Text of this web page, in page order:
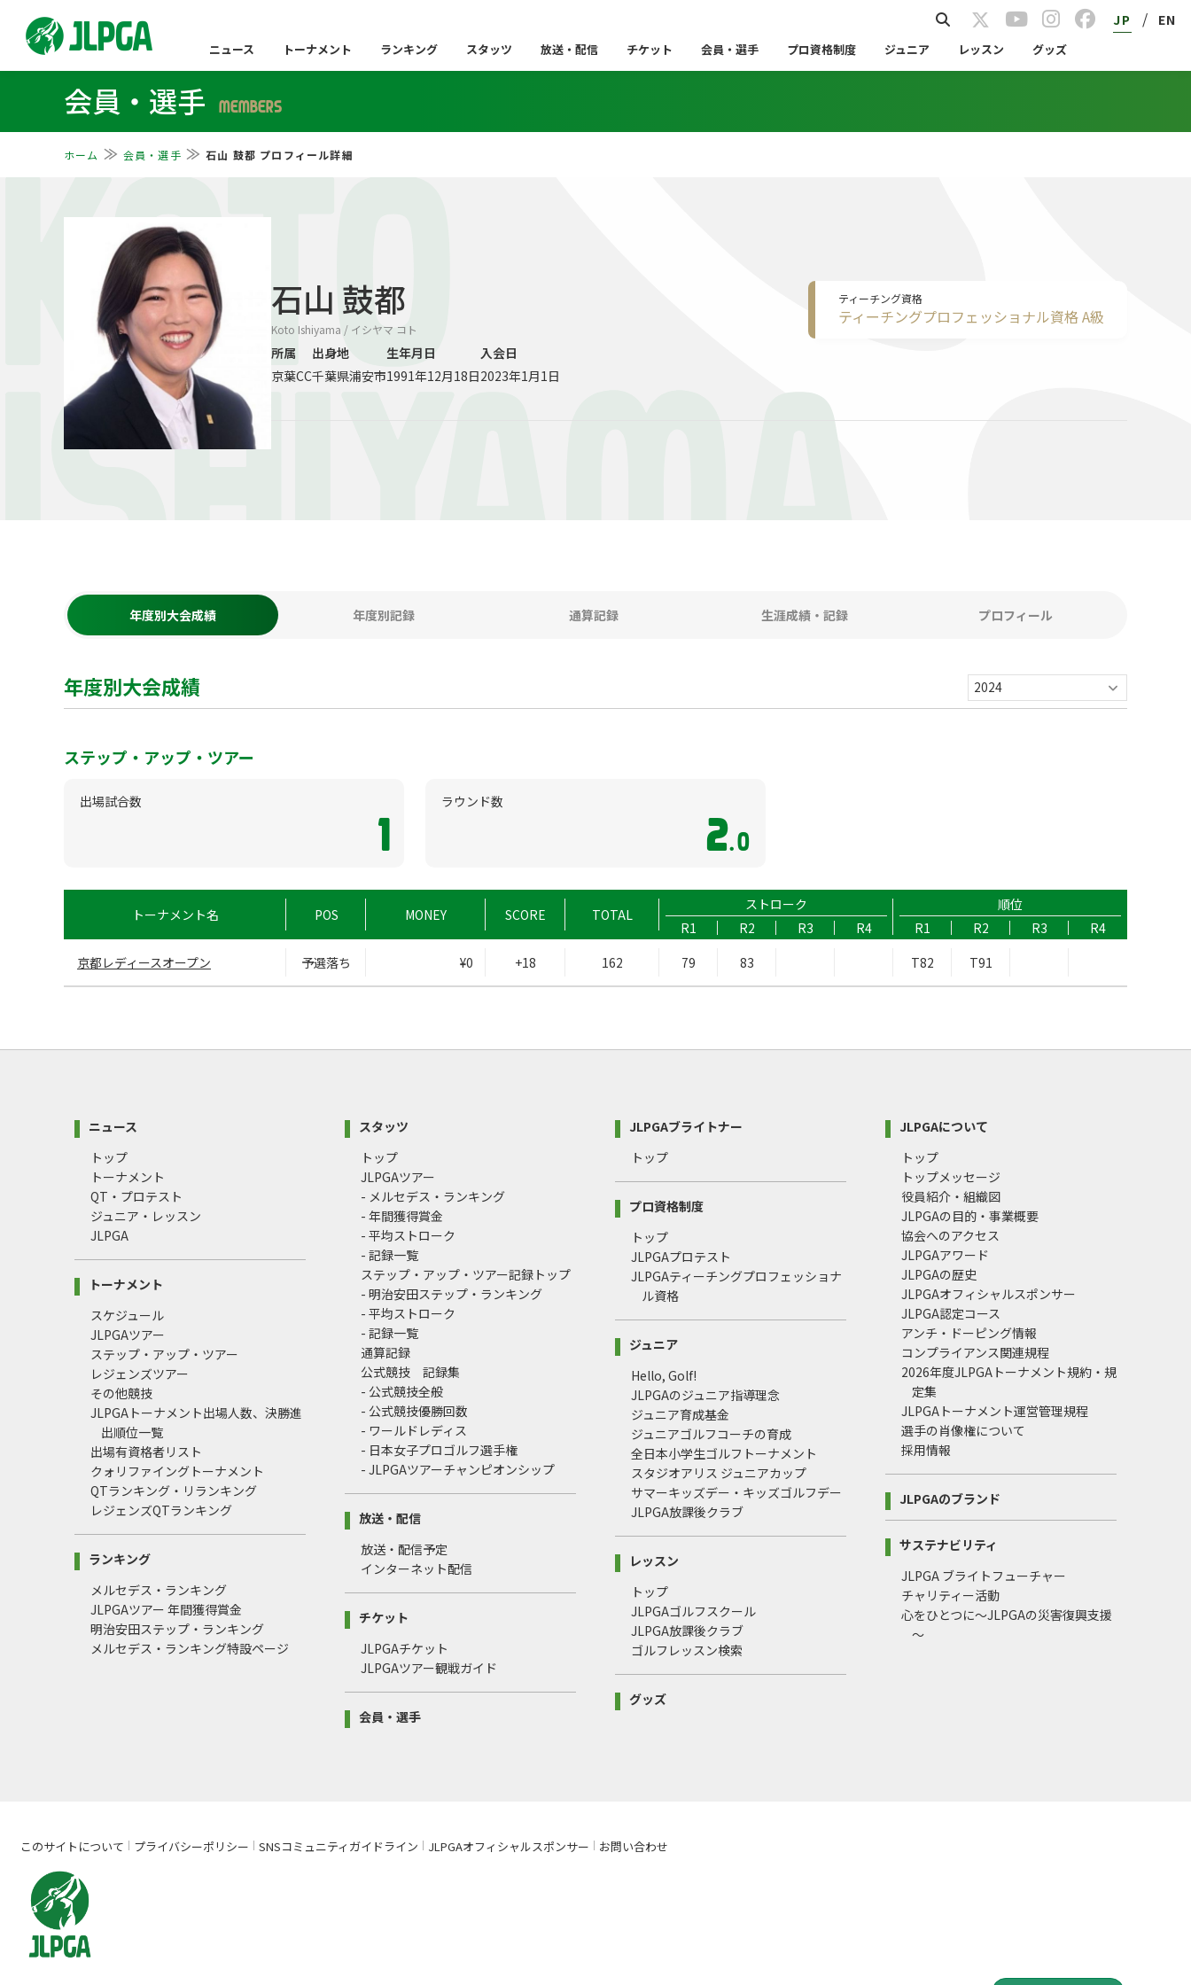
JP / EN
ニュース トーナメント ランキング スタッツ 放送・配信 チケット 会員・選手 プロ資格制度 ジュニア レッスン グッズ
会員・選手 MEMBERS
ホーム 会員・選手 石山 鼓都 プロフィール詳細
KOTO
ISHIYAMA
石山 鼓都
Koto Ishiyama / イシヤマ コト
ティーチング資格
ティーチングプロフェッショナル資格 A級
所属
京葉CC
出身地
千葉県浦安市
生年月日
1991年12月18日
入会日
2023年1月1日
年度別大会成績 年度別記録 通算記録 生涯成績・記録 プロフィール
年度別大会成績
ステップ・アップ・ツアー
出場試合数
1
ラウンド数
2.0
トーナメント名 POS MONEY SCORE TOTAL
ストローク
順位
R1
R2 R3 R4 R1 R2 R3
R4
京都レディースオープン
予選落ち ¥0 +18 162 79 83 T82 T91
ニュース
トップ
トーナメント
QT・プロテスト
ジュニア・レッスン
JLPGA
トーナメント
スケジュール
JLPGAツアー
ステップ・アップ・ツアー
レジェンズツアー
その他競技
JLPGAトーナメント出場人数、決勝進
出順位一覧
出場有資格者リスト
クォリファイングトーナメント
QTランキング・リランキング
レジェンズQTランキング
ランキング
メルセデス・ランキング
JLPGAツアー 年間獲得賞金
明治安田ステップ・ランキング
メルセデス・ランキング特設ページ
スタッツ
トップ
JLPGAツアー
- メルセデス・ランキング
- 年間獲得賞金
- 平均ストローク
- 記録一覧
ステップ・アップ・ツアー記録トップ
- 明治安田ステップ・ランキング
- 平均ストローク
- 記録一覧
通算記録
公式競技 記録集
- 公式競技全般
- 公式競技優勝回数
- ワールドレディス
- 日本女子プロゴルフ選手権
- JLPGAツアーチャンピオンシップ
放送・配信
放送・配信予定
インターネット配信
チケット
JLPGAチケット
JLPGAツアー観戦ガイド
会員・選手
JLPGAブライトナー
トップ
プロ資格制度
トップ
JLPGAプロテスト
JLPGAティーチングプロフェッショナ
ル資格
ジュニア
Hello, Golf!
JLPGAのジュニア指導理念
ジュニア育成基金
ジュニアゴルフコーチの育成
全日本小学生ゴルフトーナメント
スタジオアリス ジュニアカップ
サマーキッズデー・キッズゴルフデー
JLPGA放課後クラブ
レッスン
トップ
JLPGAゴルフスクール
JLPGA放課後クラブ
ゴルフレッスン検索
グッズ
JLPGAについて
トップ
トップメッセージ
役員紹介・組織図
JLPGAの目的・事業概要
協会へのアクセス
JLPGAアワード
JLPGAの歴史
JLPGAオフィシャルスポンサー
JLPGA認定コース
アンチ・ドーピング情報
コンプライアンス関連規程
2026年度JLPGAトーナメント規約・規
定集
JLPGAトーナメント運営管理規程
選手の肖像権について
採用情報
JLPGAのブランド
サステナビリティ
JLPGA ブライトフューチャー
チャリティー活動
心をひとつに～JLPGAの災害復興支援
～
このサイトについて プライバシーポリシー SNSコミュニティガイドライン JLPGAオフィシャルスポンサー お問い合わせ